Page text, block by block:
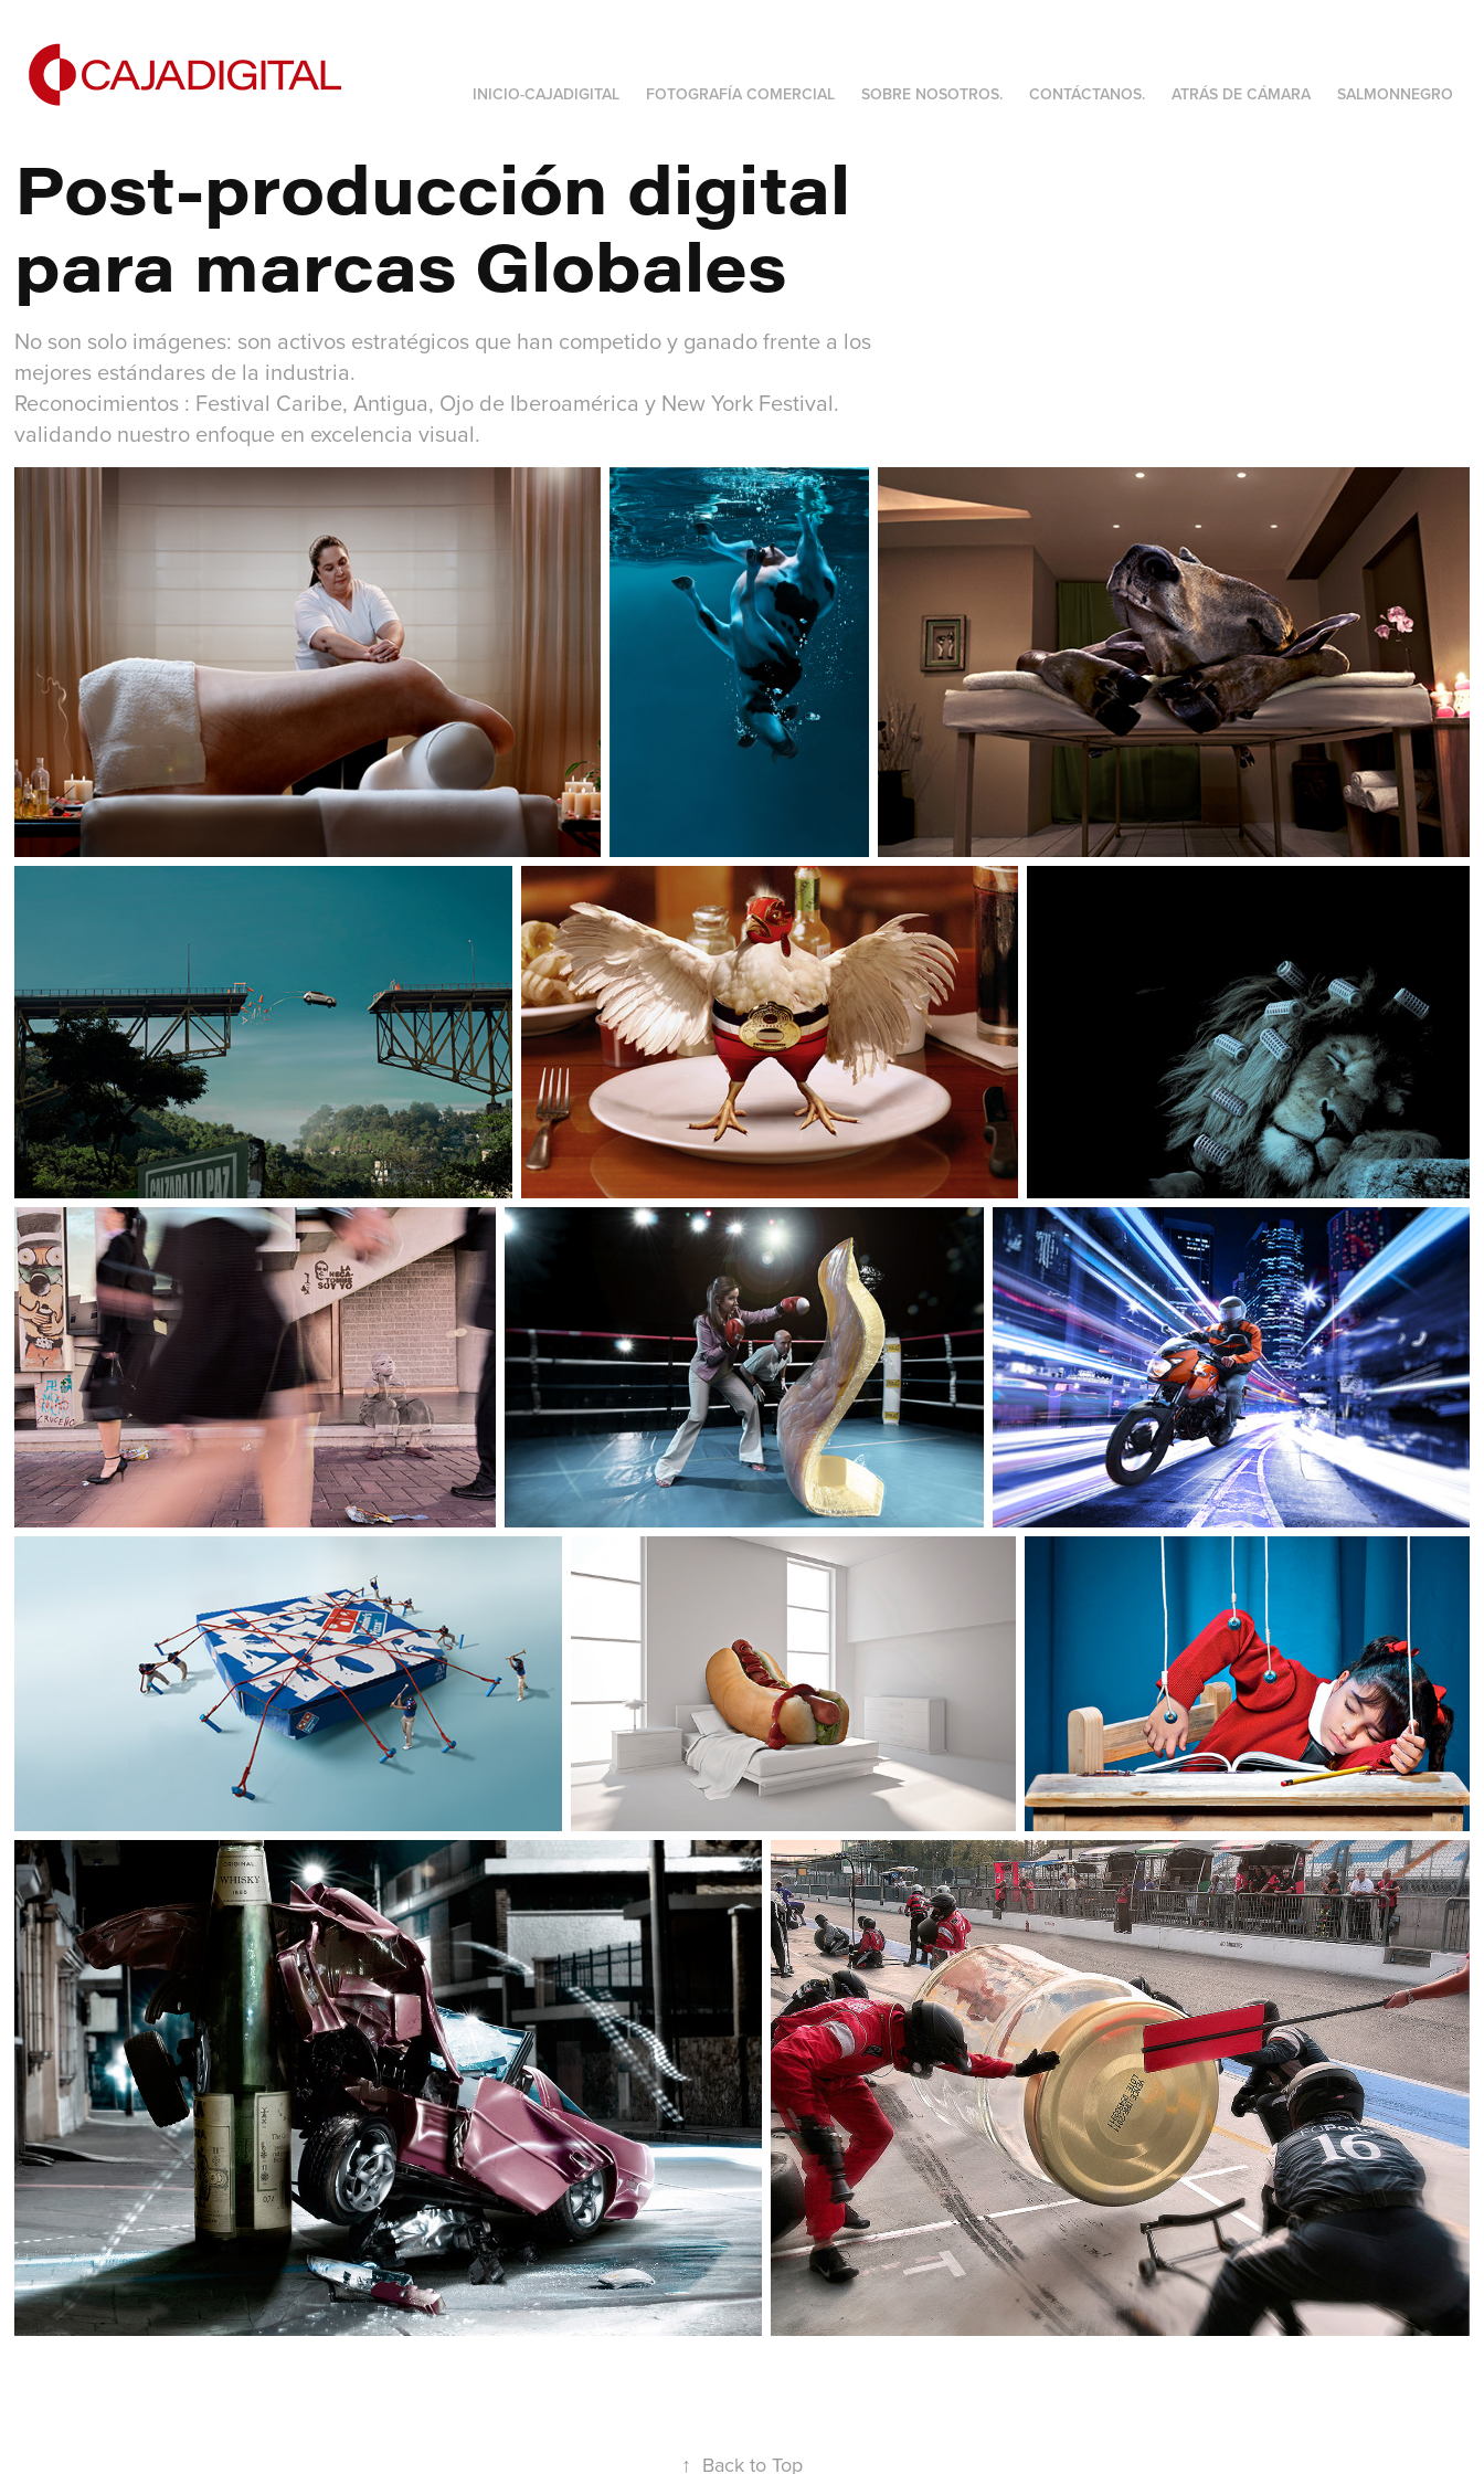
INICIO-CAJADIGITAL FOTOGRAFÍA COMERCIAL SOBRE NOSOTROS. CONTÁCTANOS. ATRÁS DE CÁMARA SALMONNEGRO
Post-producción digital
para marcas Globales
No son solo imágenes: son activos estratégicos que han competido y ganado frente a los
mejores estándares de la industria.
Reconocimientos : Festival Caribe, Antigua, Ojo de Iberoamérica y New York Festival.
validando nuestro enfoque en excelencia visual.
↑ Back to Top